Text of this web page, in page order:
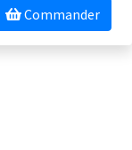
Commander